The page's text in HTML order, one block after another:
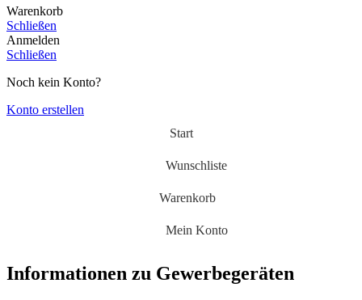
Warenkorb
Schließen
Anmelden
Schließen
Noch kein Konto?
Konto erstellen
Start
Wunschliste
Warenkorb
Mein Konto
Informationen zu Gewerbegeräten